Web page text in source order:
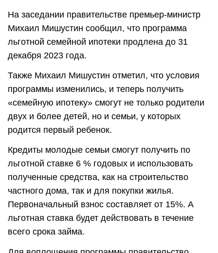
На заседании правительстве премьер-министр
Михаил Мишустин сообщил, что программа
льготной семейной ипотеки продлена до 31
декабря 2023 года.
Также Михаил Мишустин отметил, что условия
программы изменились, и теперь получить
«семейную ипотеку» смогут не только родители
двух и более детей, но и семьи, у которых
родится первый ребенок.
Кредиты молодые семьи смогут получить по
льготной ставке 6 % годовых и использовать
полученные средства, как на строительство
частного дома, так и для покупки жилья.
Первоначальный взнос составляет от 15%. А
льготная ставка будет действовать в течение
всего срока займа.